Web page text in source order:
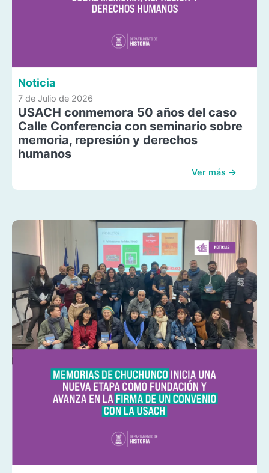
Noticia
7 de Julio de 2026
USACH conmemora 50 años del caso
Calle Conferencia con seminario sobre
memoria, represión y derechos
humanos
Ver más →